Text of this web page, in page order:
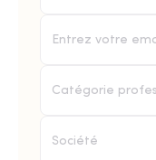
Catégorie